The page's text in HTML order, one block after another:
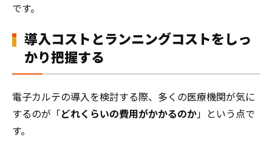
です。
導入コストとランニングコストをしっ
かり把握する
電子カルテの導入を検討する際、多くの医療機関が気に
するのが「どれくらいの費用がかかるのか」という点で
す。